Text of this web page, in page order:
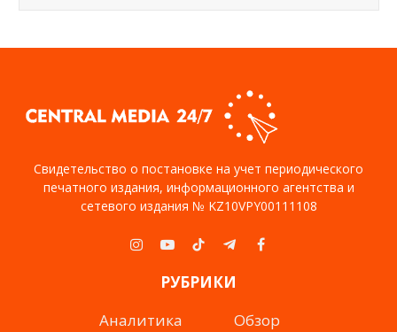
Свидетельство о постановке на учет периодического
печатного издания, информационного агентства и
сетевого издания № KZ10VPY00111108
Instagram
YouTubeTikTokTelegramFacebook
РУБРИКИ
Аналитика
Обзор